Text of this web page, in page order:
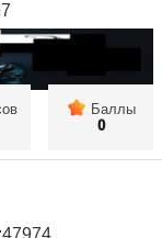
Баллы
0